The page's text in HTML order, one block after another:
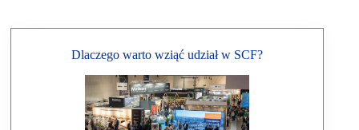
Dlaczego warto wziąć udział w SCF?